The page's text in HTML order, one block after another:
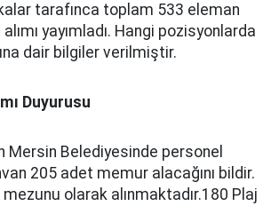
tarafınca toplam 533 eleman
yayımladı. Hangi pozisyonlarda
dair bilgiler verilmiştir.
Duyurusu
Mersin Belediyesinde personel
205 adet memur alacağını bildir.
olarak alınmaktadır.180 Plaj